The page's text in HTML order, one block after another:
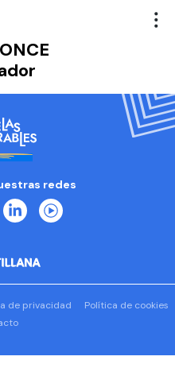
redes
de privacidad
Política de cookies